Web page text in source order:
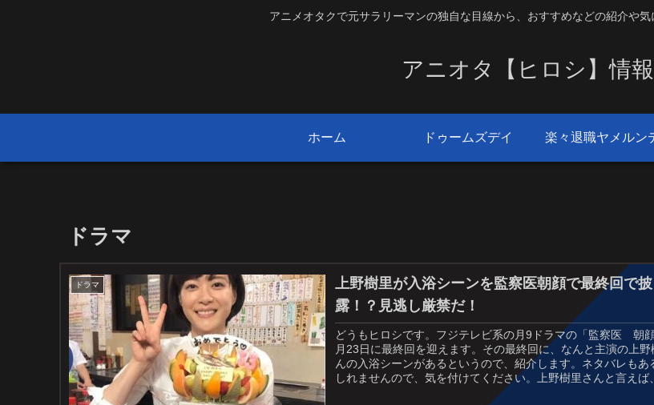
アニメオタクで元サラリーマンの独自な目線から、おすすめなどの紹介や気
アニオタ【ヒロシ】情
ホーム ドゥームズデイ 楽々退職ヤメルン
ドラマ
ドラマ
上野樹里が入浴シーンを監察医朝顔で最終回で披
露！？見逃し厳禁だ！
どうもヒロシです。フジテレビ系の月9ドラマの「監察医 朝
月23日に最終回を迎えます。その最終回に、なんと主演の上野
んの入浴シーンがあるというので、紹介します。ネタバレもあ
しれませんので、気を付けてください。上野樹里さんと言えば
印象が残っているのは「のだめカンタービレ」ですね...